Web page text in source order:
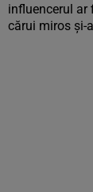
influencerul ar
cărui miros și-